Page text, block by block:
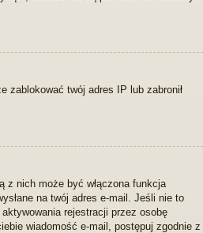
zablokować twój adres IP lub zabronił
z nich może być włączona funkcja
na twój adres e-mail. Jeśli nie to
rejestracji przez osobę
wiadomość e-mail, postępuj zgodnie z